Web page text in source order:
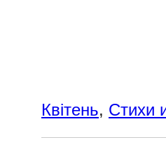
Квітень, Стихи